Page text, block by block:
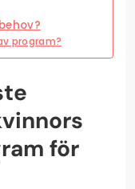
program?
för